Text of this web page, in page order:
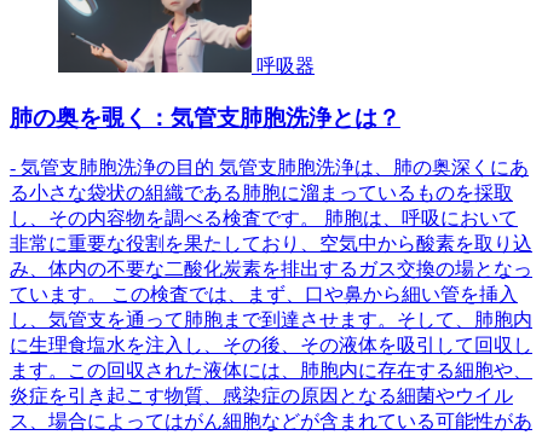
呼吸器
肺の奥を覗く：気管支肺胞洗浄とは？
- 気管支肺胞洗浄の目的 気管支肺胞洗浄は、肺の奥深くにあ
る小さな袋状の組織である肺胞に溜まっているものを採取
し、その内容物を調べる検査です。 肺胞は、呼吸において
非常に重要な役割を果たしており、空気中から酸素を取り込
み、体内の不要な二酸化炭素を排出するガス交換の場となっ
ています。 この検査では、まず、口や鼻から細い管を挿入
し、気管支を通って肺胞まで到達させます。そして、肺胞内
に生理食塩水を注入し、その後、その液体を吸引して回収し
ます。この回収された液体には、肺胞内に存在する細胞や、
炎症を引き起こす物質、感染症の原因となる細菌やウイル
ス、場合によってはがん細胞などが含まれている可能性があ